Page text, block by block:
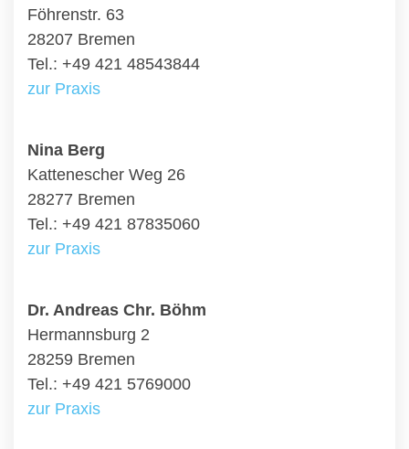
Föhrenstr. 63
28207 Bremen
Tel.: +49 421 48543844
zur Praxis
Nina Berg
Kattenescher Weg 26
28277 Bremen
Tel.: +49 421 87835060
zur Praxis
Dr. Andreas Chr. Böhm
Hermannsburg 2
28259 Bremen
Tel.: +49 421 5769000
zur Praxis